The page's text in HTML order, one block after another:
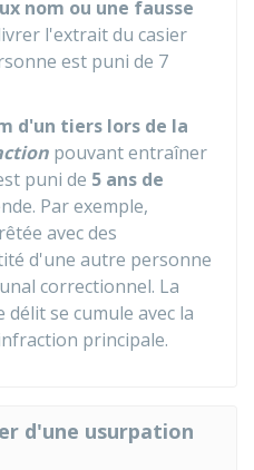
nom ou une fausse
l'extrait du casier
est puni de 7
d'un tiers lors de la
pouvant entraîner
puni de 5 ans de
Par exemple,
avec des
d'une autre personne
correctionnel. La
se cumule avec la
principale.
d'une usurpation